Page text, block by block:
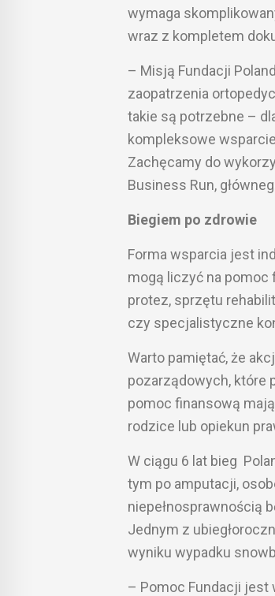
wymaga
wraz z kompletem
– Misją Fundacji
zaopatrzenia
takie są potrzebne –
kompleksowe
Zachęcamy do
Business Run,
Biegiem po zdrowie
Forma wsparcia jest
mogą liczyć na pomoc
protez, sprzętu
czy specjalistyczne
Warto pamiętać, że
pozarządowych, które
pomoc finansową
rodzice lub opiekun
W ciągu 6 lat bieg
tym po amputacji,
niepełnosprawnością
Jednym z
wyniku wypadku
– Pomoc Fundacji jest